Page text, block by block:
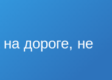
дороге, не